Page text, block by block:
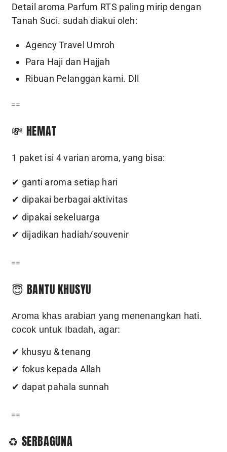
Detail aroma Parfum RTS paling mirip dengan
Tanah Suci. sudah diakui oleh:
Agency Travel Umroh
Para Haji dan Hajjah
Ribuan Pelanggan kami. Dll
==
💸 HEMAT
1 paket isi 4 varian aroma, yang bisa:
✔ ganti aroma setiap hari
✔ dipakai berbagai aktivitas
✔ dipakai sekeluarga
✔ dijadikan hadiah/souvenir
==
😇 BANTU KHUSYU
Aroma khas arabian yang menenangkan hati.
cocok untuk Ibadah, agar:
✔ khusyu & tenang
✔ fokus kepada Allah
✔ dapat pahala sunnah
==
♻️ SERBAGUNA